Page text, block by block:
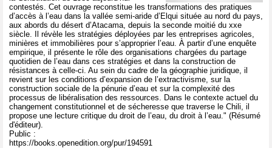
contestés. Cet ouvrage reconstitue les transformations des pratiques
d’accès à l’eau dans la vallée semi-aride d’Elqui située au nord du pays,
aux abords du désert d’Atacama, depuis la seconde moitié du xxe
siècle. Il révèle les stratégies déployées par les entreprises agricoles,
minières et immobilières pour s’approprier l’eau. À partir d’une enquête
empirique, il présente le rôle des organisations chargées du partage
quotidien de l’eau dans ces stratégies et dans la construction de
résistances à celle-ci. Au sein du cadre de la géographie juridique, il
revient sur les conditions d’expansion de l’extractivisme, sur la
construction sociale de la pénurie d’eau et sur la complexité des
processus de libéralisation des ressources. Dans le contexte actuel du
changement constitutionnel et de sécheresse que traverse le Chili, il
propose une lecture critique du droit de l’eau, du droit à l’eau." (Résumé
d'éditeur).
Public :
https://books.openedition.org/pur/194591